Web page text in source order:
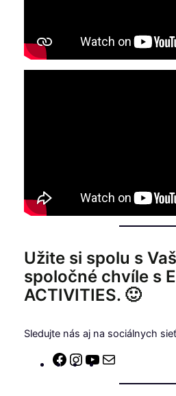
Užite si spolu s
spoločné chvíle s
ACTIVITIES. 🙂
Sledujte nás aj na sociálnych
Facebook
Instagram
YouTube